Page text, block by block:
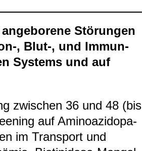
Stö­run­gen
​, Blut-​, und Immun­
Sys­tems und auf
zwi­schen 36 und 48 (bis
auf Ami­no­azi­do­pa­
im Trans­port und